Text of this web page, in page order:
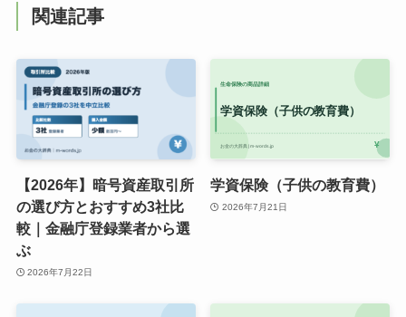
関連記事
【2026年】暗号資産取引所
の選び方とおすすめ3社比
較｜金融庁登録業者から選
ぶ
2026年7月22日
学資保険（子供の教育費）
2026年7月21日